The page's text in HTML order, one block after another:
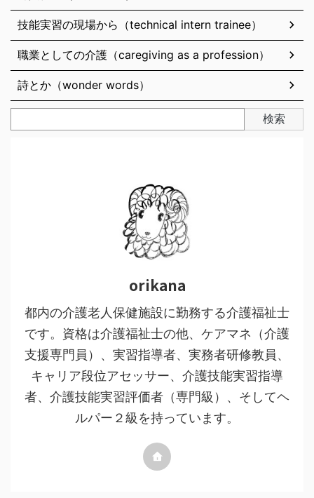
技能実習の現場から（technical intern trainee）
職業としての介護（caregiving as a profession）
詩とか（wonder words）
検索
orikana
都内の介護老人保健施設に勤務する介護福祉士
です。資格は介護福祉士の他、ケアマネ（介護
支援専門員）、実習指導者、実務者研修教員、
キャリア段位アセッサー、介護技能実習指導
者、介護技能実習評価者（専門級）、そしてヘ
ルパー２級を持っています。